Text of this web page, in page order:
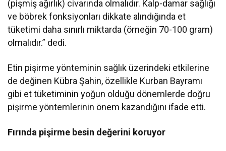
(pişmiş ağırlık) civarında olmalıdır. Kalp-damar sağlığı
ve böbrek fonksiyonları dikkate alındığında et
tüketimi daha sınırlı miktarda (örneğin 70-100 gram)
olmalıdır.” dedi.
Etin pişirme yönteminin sağlık üzerindeki etkilerine
de değinen Kübra Şahin, özellikle Kurban Bayramı
gibi et tüketiminin yoğun olduğu dönemlerde doğru
pişirme yöntemlerinin önem kazandığını ifade etti.
Fırında pişirme besin değerini koruyor